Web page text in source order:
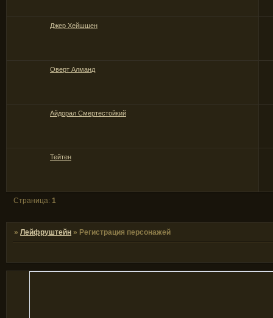
Джер Хейшшен
Оверт Алманд
Айдорал Смертестойкий
Тейтен
Страница: 1
»Лейфруштейн » Регистрация персонажей